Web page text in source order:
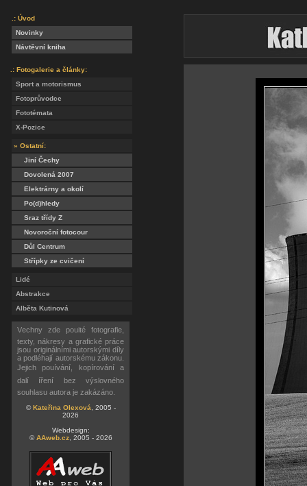
.: Úvod
Novinky
Návtěvní kniha
.: Fotogalerie a články:
Sport a motorismus
Fotoprůvodce
Fototémata
X-Pozice
» Ostatní:
Jiní Čechy
Dovolená 2007
Elektrárny a okolí
Po(d)hledy
Sraz třídy Z
Novoroční fotocour
Důl Centrum
Střípky ze cvičení
Lidé
Abstrakce
Alběta Kutinová
Vechny zde pouité fotografie,
texty, nákresy a grafické práce
jsou originálními autorskými díly
a podléhají autorskému zákonu.
Jejich pouívání, kopírování a
dalí íření bez výslovného
souhlasu autora je zakázáno.
©Kateřina Olexová , 2005 -
2026
Webdesign:
©AAweb.cz, 2005 - 2026